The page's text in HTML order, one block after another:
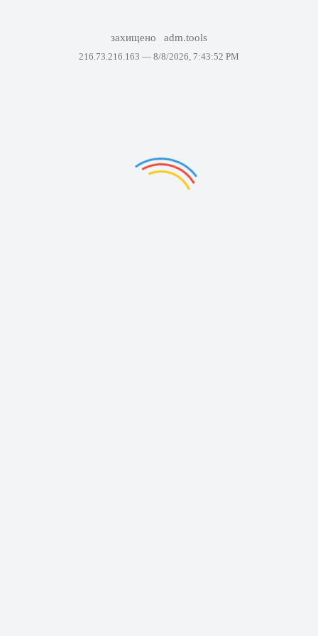
захищено adm.tools
216.73.216.163 — 8/8/2026, 7:43:52 PM